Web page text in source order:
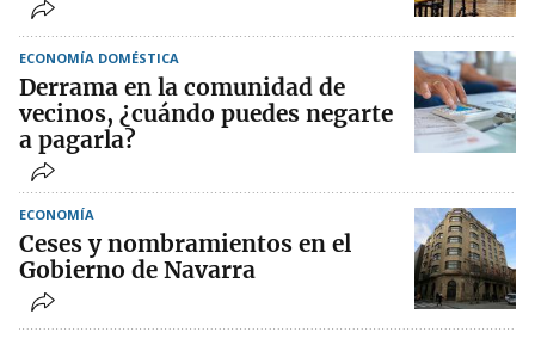
ECONOMÍA DOMÉSTICA
Derrama en la comunidad de
vecinos, ¿cuándo puedes negarte
a pagarla?
ECONOMÍA
Ceses y nombramientos en el
Gobierno de Navarra